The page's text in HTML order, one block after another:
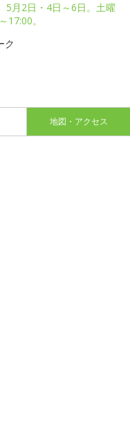
5月2日・4日～6日。土曜
17:00。
ク
地図・アクセス